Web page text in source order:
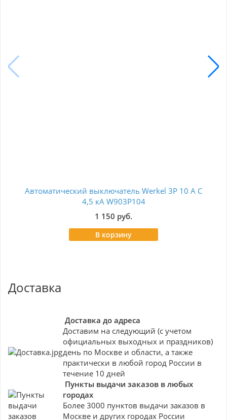
Автоматический выключатель Werkel 3P 10 A C
4,5 кА W903P104
1 150 руб.
В корзину
Доставка
Доставка до адреса
Доставим на следующий (с учетом
официальных выходных и праздников)
день по Москве и области, а также
практически в любой город России в
течение 10 дней
Пункты выдачи заказов в любых
городах
Более 3000 пунктов выдачи заказов в
Москве и других городах России